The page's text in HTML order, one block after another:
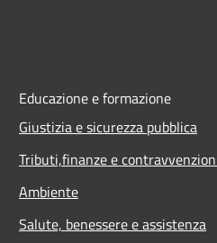
Educazione e formazione
Giustizia e sicurezza pubblica
Tributi,finanze e
Ambiente
Salute, benessere e assistenza